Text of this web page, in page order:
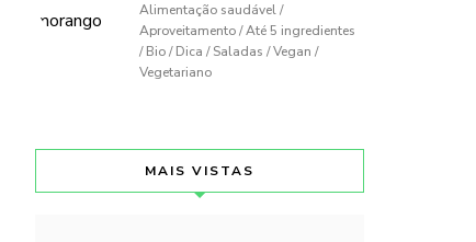
Alimentação saudável /
Aproveitamento / Até 5 ingredientes
/ Bio / Dica / Saladas / Vegan /
Vegetariano
MAIS VISTAS